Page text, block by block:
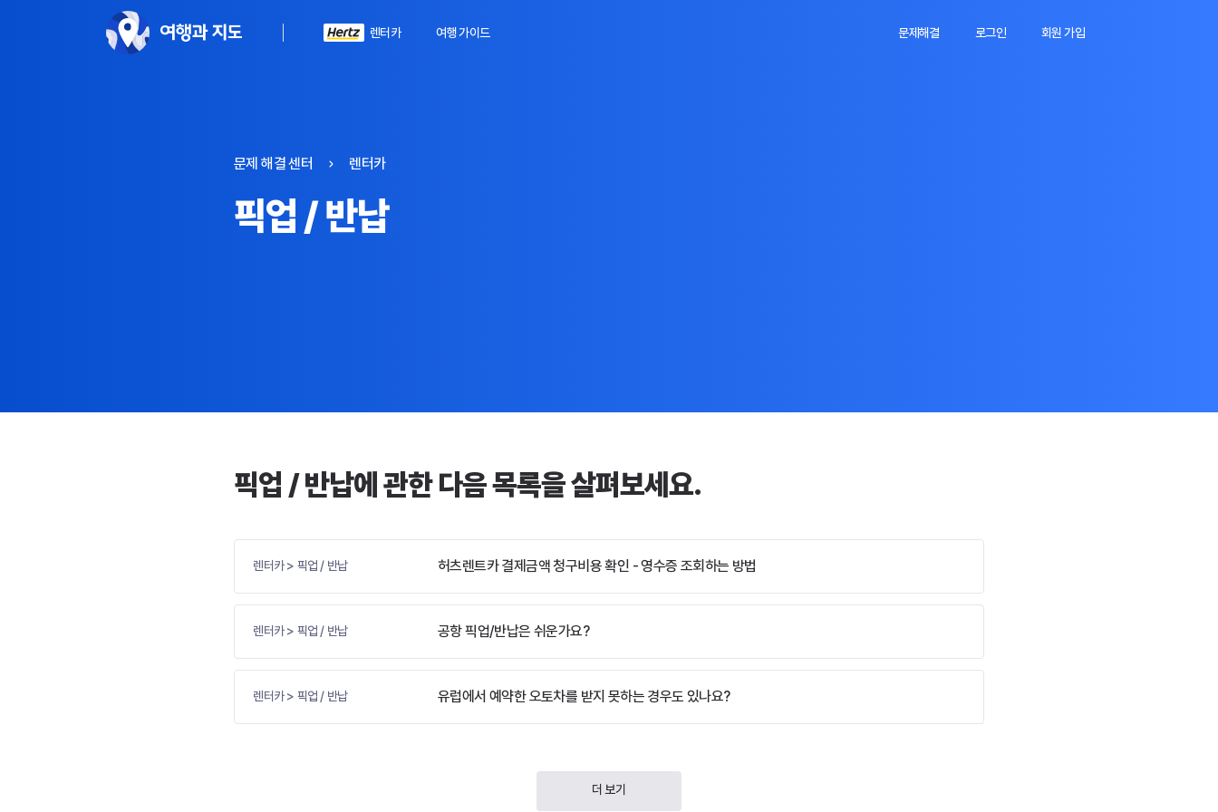
렌터카 여행 가이드 문제해결 로그인 회원 가입
문제 해결 센터 렌터카
픽업 / 반납
픽업 / 반납에 관한 다음 목록을 살펴보세요.
렌터카 > 픽업 / 반납 허츠렌트카 결제금액 청구비용 확인 - 영수증 조회하는 방법
렌터카 > 픽업 / 반납 공항 픽업/반납은 쉬운가요?
렌터카 > 픽업 / 반납 유럽에서 예약한 오토차를 받지 못하는 경우도 있나요?
더 보기